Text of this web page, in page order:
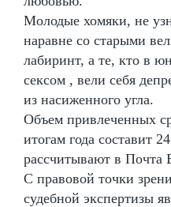
Молодые хомяки, не
наравне со старыми
лабиринт, а те, кто в
сексом , вели себя
из насиженного угла.
Объем привлеченных
итогам года составит
рассчитывают в Почта
С правовой точки
судебной экспертизы